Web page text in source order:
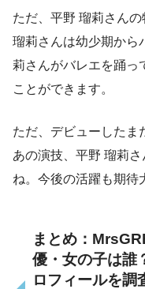
ただ、平野 瑠莉さん
瑠莉さんは幼少期から
莉さんがバレエを踊っ
ことができます。
ただ、デビューしたま
あの演技、平野 瑠莉
ね。今後の活躍も期待
まとめ：
優・女の子は誰
ロフィールを調